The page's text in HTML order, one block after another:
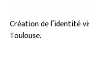
Création de l’identité
Toulouse.